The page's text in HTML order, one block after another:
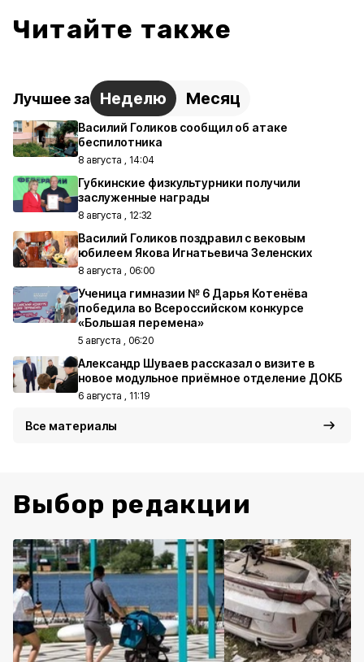
Читайте также
Лучшее за Неделю Месяц
Василий Голиков сообщил об атаке
беспилотника
8 августа , 14:04
Губкинские физкультурники получили
заслуженные награды
8 августа , 12:32
Василий Голиков поздравил с вековым
юбилеем Якова Игнатьевича Зеленских
8 августа , 06:00
Ученица гимназии № 6 Дарья Котенёва
победила во Всероссийском конкурсе
«Большая перемена»
5 августа , 06:20
Александр Шуваев рассказал о визите в
новое модульное приёмное отделение ДОКБ
6 августа , 11:19
Все материалы
Выбор редакции